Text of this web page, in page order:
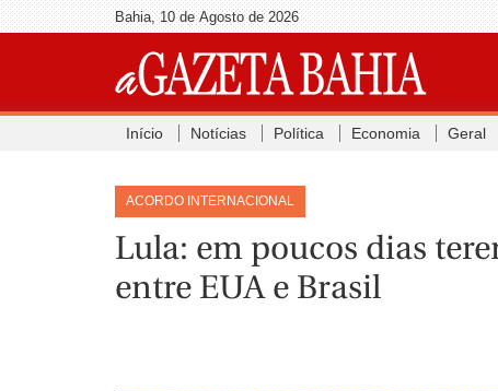
Bahia, 10 de Agosto de 2026
Início Notícias Política Economia Geral
ACORDO INTERNACIONAL
Lula: em poucos dias
entre EUA e Brasil